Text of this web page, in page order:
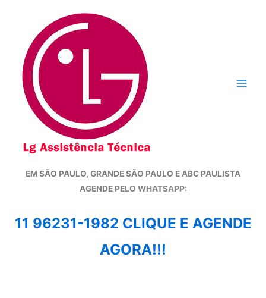
conteúdo
EM SÃO PAULO, GRANDE SÃO PAULO E ABC PAULISTA
AGENDE PELO WHATSAPP:
11 96231-1982 CLIQUE E AGENDE
AGORA!!!